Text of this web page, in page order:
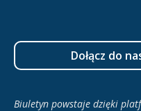
Dołącz do
Biuletyn powstaje dzięki